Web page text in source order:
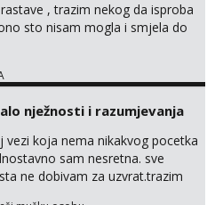
, trazim nekog da isproba
sto nisam mogla i smjela do
nježnosti i razumjevanja
vezi koja nema nikakvog pocetka
sam nesretna. sve
ne dobivam za uzvrat.trazim